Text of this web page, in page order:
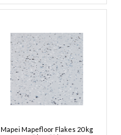
Mapei Mapefloor Flakes 20 kg